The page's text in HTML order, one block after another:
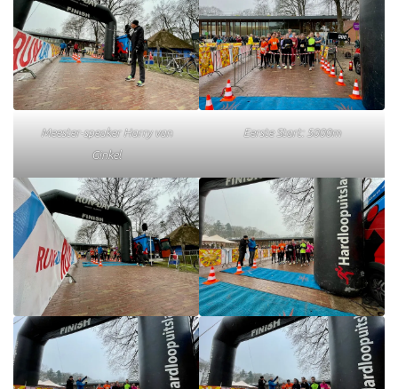
Meester-speaker Harry van
Ginkel
Eerste Start: 5000m